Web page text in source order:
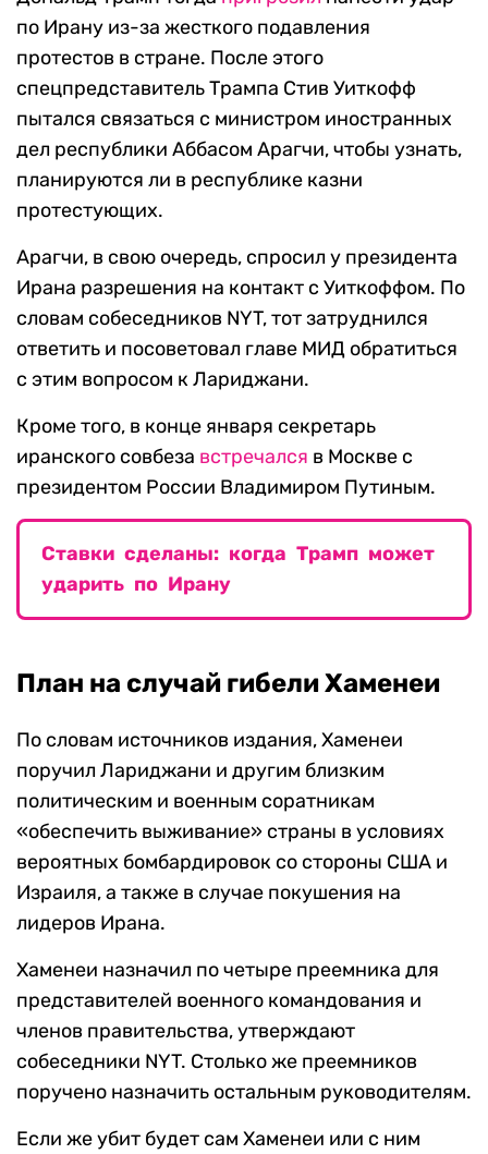
по Ирану из-за жесткого подавления
протестов в стране. После этого
спецпредставитель Трампа Стив Уиткофф
пытался связаться с министром иностранных
дел республики Аббасом Арагчи, чтобы узнать,
планируются ли в республике казни
протестующих.
Арагчи, в свою очередь, спросил у президента
Ирана разрешения на контакт с Уиткоффом. По
словам собеседников NYT, тот затруднился
ответить и посоветовал главе МИД обратиться
с этим вопросом к Лариджани.
Кроме того, в конце января секретарь
иранского совбеза встречался в Москве с
президентом России Владимиром Путиным.
Ставки сделаны: когда Трамп может
ударить по Ирану
План на случай гибели Хаменеи
По словам источников издания, Хаменеи
поручил Лариджани и другим близким
политическим и военным соратникам
«обеспечить выживание» страны в условиях
вероятных бомбардировок со стороны США и
Израиля, а также в случае покушения на
лидеров Ирана.
Хаменеи назначил по четыре преемника для
представителей военного командования и
членов правительства, утверждают
собеседники NYT. Столько же преемников
поручено назначить остальным руководителям.
Если же убит будет сам Хаменеи или с ним